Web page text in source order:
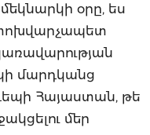
օրը, ես
մարդկանց
Հայաստան, թե
մեր